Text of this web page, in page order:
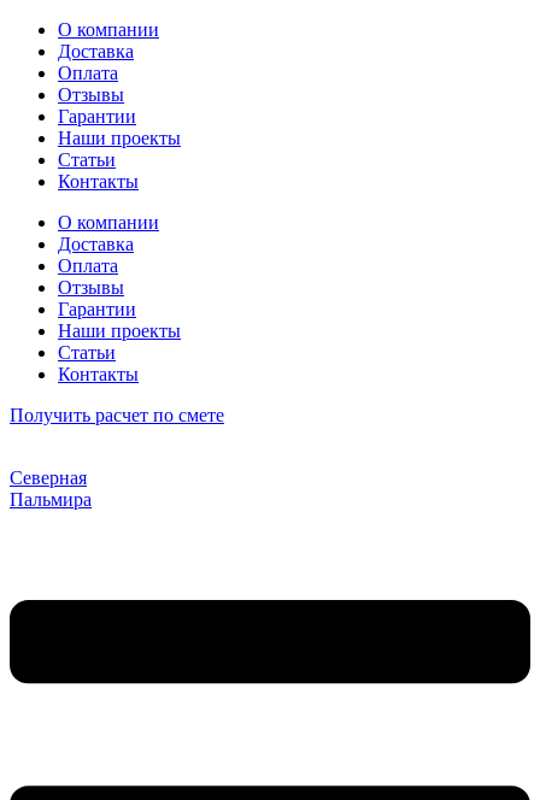
Перейти
содержимому
О компании
Доставка
Оплата
Отзывы
Гарантии
Наши проекты
Статьи
Контакты
О компании
Доставка
Оплата
Отзывы
Гарантии
Наши проекты
Статьи
Контакты
Получить расчет по смете
Северная
Пальмира